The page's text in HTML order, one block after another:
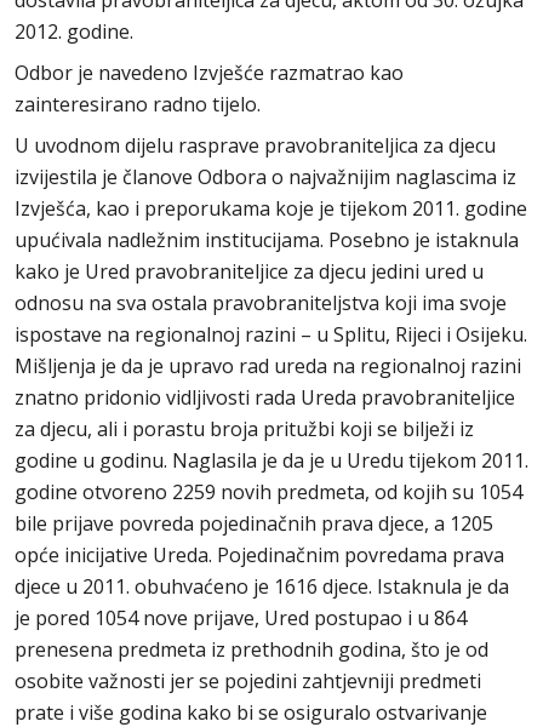
2012. godine.
Odbor je navedeno Izvješće razmatrao kao
zainteresirano radno tijelo.
U uvodnom dijelu rasprave pravobraniteljica za djecu
izvijestila je članove Odbora o najvažnijim naglascima iz
Izvješća, kao i preporukama koje je tijekom 2011. godine
upućivala nadležnim institucijama. Posebno je istaknula
kako je Ured pravobraniteljice za djecu jedini ured u
odnosu na sva ostala pravobraniteljstva koji ima svoje
ispostave na regionalnoj razini – u Splitu, Rijeci i Osijeku.
Mišljenja je da je upravo rad ureda na regionalnoj razini
znatno pridonio vidljivosti rada Ureda pravobraniteljice
za djecu, ali i porastu broja pritužbi koji se bilježi iz
godine u godinu. Naglasila je da je u Uredu tijekom 2011.
godine otvoreno 2259 novih predmeta, od kojih su 1054
bile prijave povreda pojedinačnih prava djece, a 1205
opće inicijative Ureda. Pojedinačnim povredama prava
djece u 2011. obuhvaćeno je 1616 djece. Istaknula je da
je pored 1054 nove prijave, Ured postupao i u 864
prenesena predmeta iz prethodnih godina, što je od
osobite važnosti jer se pojedini zahtjevniji predmeti
prate i više godina kako bi se osiguralo ostvarivanje